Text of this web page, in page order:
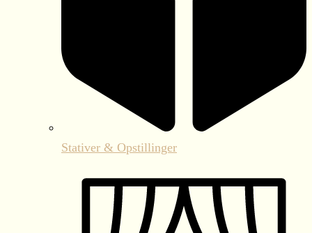
Stativer & Opstillinger